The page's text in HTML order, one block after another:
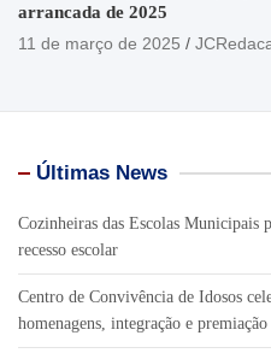
arrancada de 2025
11 de março de 2025
Últimas News
Cozinheiras das Escolas Municipais
recesso escolar
Centro de Convivência de Idosos
homenagens, integração e